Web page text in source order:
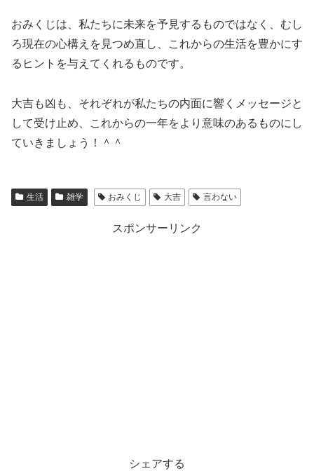
おみくじは、私たちに未来を予見するものではなく、むし
ろ現在の心構えを見つめ直し、これからの生活を豊かにす
るヒントを与えてくれるものです。
大吉も凶も、それぞれが私たちの内面に響くメッセージと
して受け止め、これからの一年をより意味のあるものにし
ていきましょう！＾＾
生活 雑学 おみくじ 大吉 言わない
スポンサーリンク
シェアする